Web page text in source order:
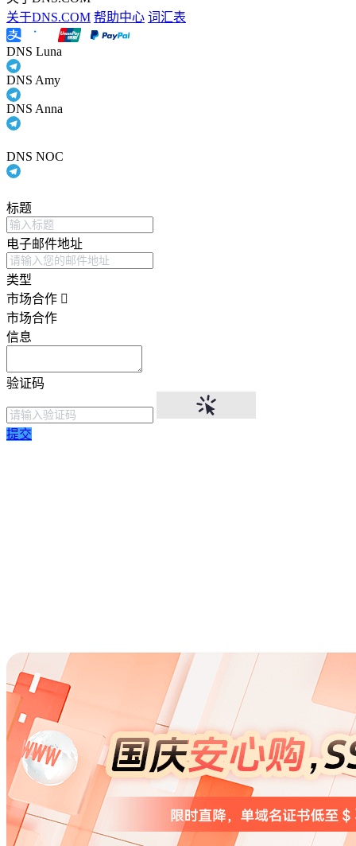
关于DNS.COM 帮助中心 词汇表
DNS Luna
DNS Amy
DNS Anna
DNS NOC
标题
电子邮件地址
类型
市场合作
市场合作
信息
验证码
提交